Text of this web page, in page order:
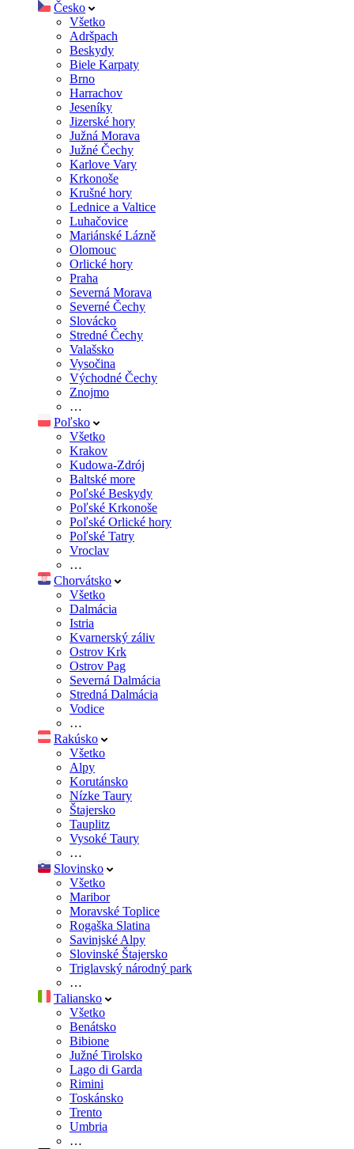
Česko
Všetko
Adršpach
Beskydy
Biele Karpaty
Brno
Harrachov
Jeseníky
Jizerské hory
Južná Morava
Južné Čechy
Karlove Vary
Krkonoše
Krušné hory
Lednice a Valtice
Luhačovice
Mariánské Lázně
Olomouc
Orlické hory
Praha
Severná Morava
Severné Čechy
Slovácko
Stredné Čechy
Valašsko
Vysočina
Východné Čechy
Znojmo
…
Poľsko
Všetko
Krakov
Kudowa-Zdrój
Baltské more
Poľské Beskydy
Poľské Krkonoše
Poľské Orlické hory
Poľské Tatry
Vroclav
…
Chorvátsko
Všetko
Dalmácia
Istria
Kvarnerský záliv
Ostrov Krk
Ostrov Pag
Severná Dalmácia
Stredná Dalmácia
Vodice
…
Rakúsko
Všetko
Alpy
Korutánsko
Nízke Taury
Štajersko
Tauplitz
Vysoké Taury
…
Slovinsko
Všetko
Maribor
Moravské Toplice
Rogaška Slatina
Savinjské Alpy
Slovinské Štajersko
Triglavský národný park
…
Taliansko
Všetko
Benátsko
Bibione
Južné Tirolsko
Lago di Garda
Rimini
Toskánsko
Trento
Umbria
…